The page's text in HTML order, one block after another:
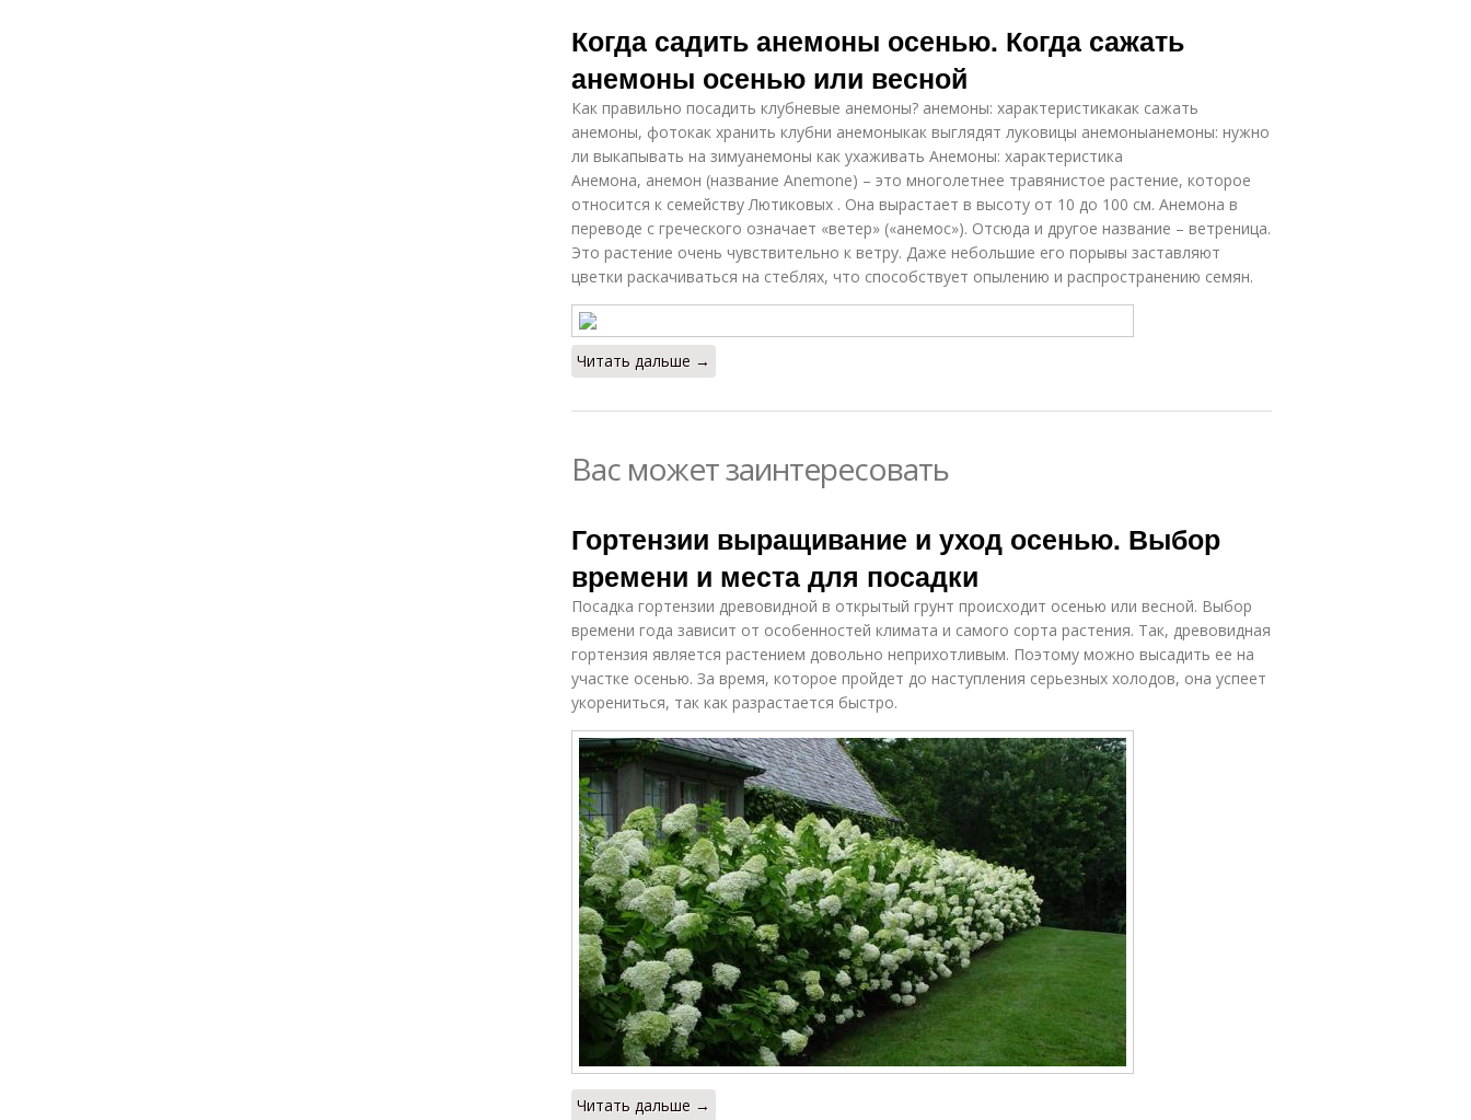
Когда садить анемоны осенью. Когда сажать
анемоны осенью или весной
Как правильно посадить клубневые анемоны? анемоны: характеристикакак сажать
анемоны, фотокак хранить клубни анемоныкак выглядят луковицы анемоныанемоны: нужно
ли выкапывать на зимуанемоны как ухаживать Анемоны: характеристика
Анемона, анемон (название Anemone) – это многолетнее травянистое растение, которое
относится к семейству Лютиковых . Она вырастает в высоту от 10 до 100 см. Анемона в
переводе с греческого означает «ветер» («анемос»). Отсюда и другое название – ветреница.
Это растение очень чувствительно к ветру. Даже небольшие его порывы заставляют
цветки раскачиваться на стеблях, что способствует опылению и распространению семян.
Читать дальше →
Вас может заинтересовать
Гортензии выращивание и уход осенью. Выбор
времени и места для посадки
Посадка гортензии древовидной в открытый грунт происходит осенью или весной. Выбор
времени года зависит от особенностей климата и самого сорта растения. Так, древовидная
гортензия является растением довольно неприхотливым. Поэтому можно высадить ее на
участке осенью. За время, которое пройдет до наступления серьезных холодов, она успеет
укорениться, так как разрастается быстро.
Читать дальше →